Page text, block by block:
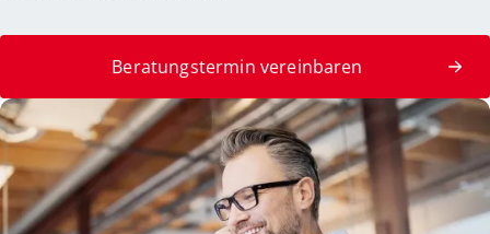
Beratungstermin vereinbaren